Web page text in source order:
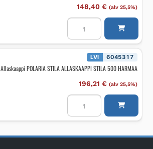
148,40 € (alv 25,5%)
Allaskaappi
POLARIA
LAVAL
ALLASKAAPPI
LAVAL
määrä
LVI 6045317
Allaskaappi POLARIA STILA ALLASKAAPPI STILA 500 HARMAA
196,21 € (alv 25,5%)
Allaskaappi
POLARIA
STILA
ALLASKAAPPI
HARMAA